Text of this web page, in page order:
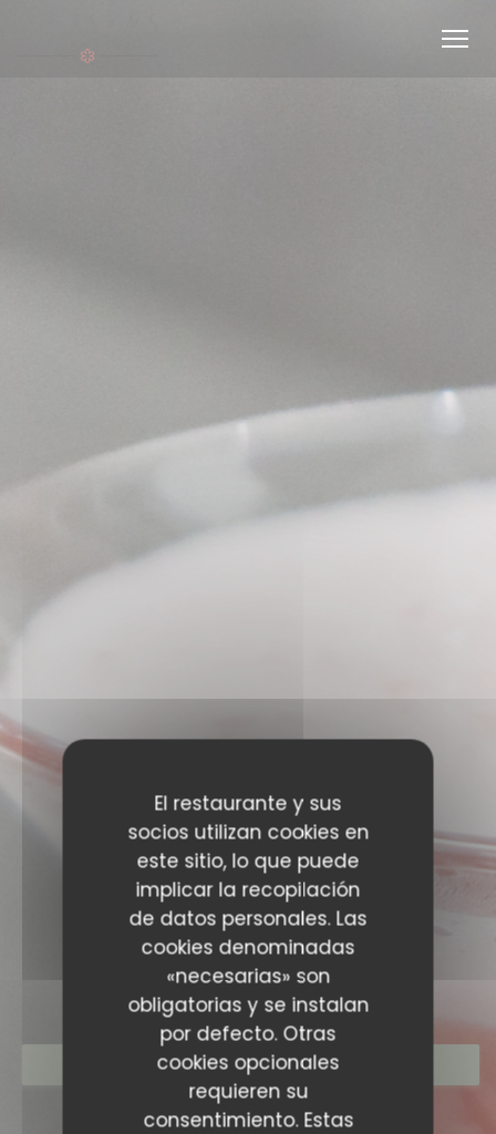
El restaurante y sus
socios utilizan cookies en
este sitio, lo que puede
implicar la recopilación
de datos personales. Las
cookies denominadas
«necesarias» son
obligatorias y se instalan
por defecto. Otras
cookies opcionales
requieren su
consentimiento. Estas
EVENTOS
RESERVAR UNA MESA